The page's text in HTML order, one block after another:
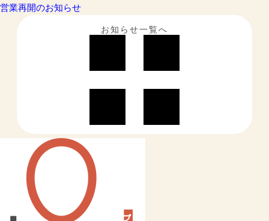
営業再開のお知らせ
お知らせ一覧へ